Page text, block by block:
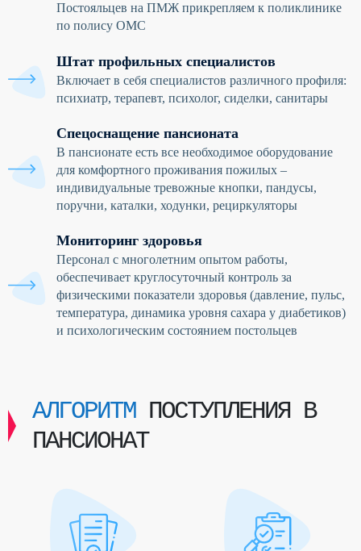
Постояльцев на ПМЖ прикрепляем к поликлинике
по полису ОМС
Штат профильных специалистов
Включает в себя специалистов различного профиля:
психиатр, терапевт, психолог, сиделки, санитары
Спецоснащение пансионата
В пансионате есть все необходимое оборудование
для комфортного проживания пожилых –
индивидуальные тревожные кнопки, пандусы,
поручни, каталки, ходунки, рециркуляторы
Мониторинг здоровья
Персонал с многолетним опытом работы,
обеспечивает круглосуточный контроль за
физическими показатели здоровья (давление, пульс,
температура, динамика уровня сахара у диабетиков)
и психологическим состоянием постольцев
АЛГОРИТМПОСТУПЛЕНИЯ В
ПАНСИОНАТ